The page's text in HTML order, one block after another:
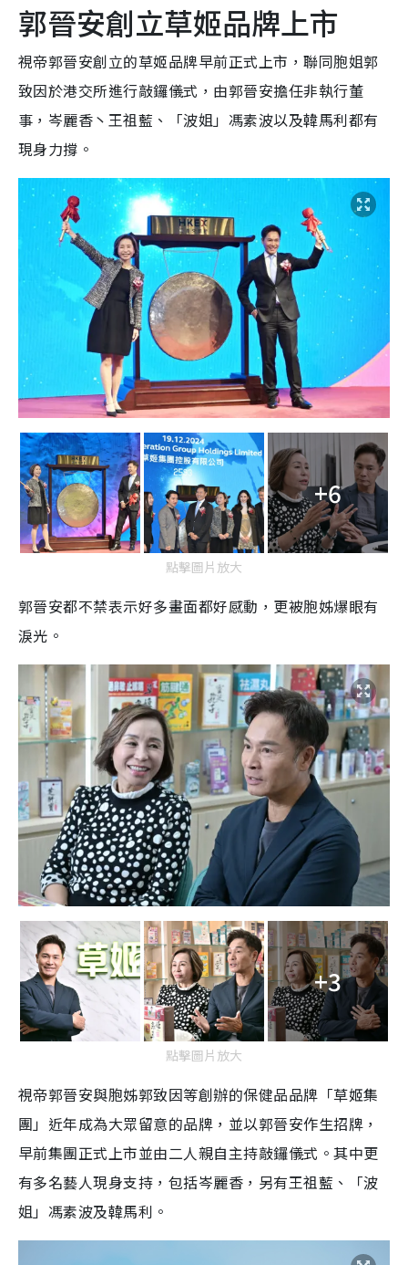
郭晉安創立草姬品牌上市
視帝郭晉安創立的草姬品牌早前正式上市，聯同胞姐郭
致因於港交所進行敲鑼儀式，由郭晉安擔任非執行董
事，岑麗香丶王祖藍、「波姐」馮素波以及韓馬利都有
現身力撐。
+6
點擊圖片放大
郭晉安都不禁表示好多畫面都好感動，更被胞姊爆眼有
淚光。
+3
點擊圖片放大
視帝郭晉安與胞姊郭致因等創辦的保健品品牌「草姬集
團」近年成為大眾留意的品牌，並以郭晉安作生招牌，
早前集團正式上市並由二人親自主持敲鑼儀式。其中更
有多名藝人現身支持，包括岑麗香，另有王祖藍、「波
姐」馮素波及韓馬利。